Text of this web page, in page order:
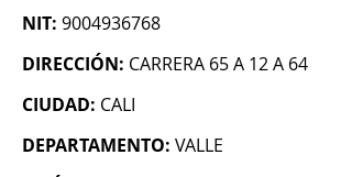
NIT: 9004936768
DIRECCIÓN: CARRERA 65 A 12 A 64
CIUDAD: CALI
DEPARTAMENTO: VALLE